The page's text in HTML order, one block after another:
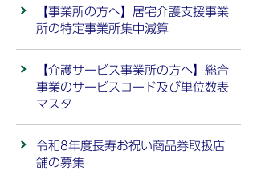
【事業所の方へ】居宅介護支援事業
所の特定事業所集中減算
【介護サービス事業所の方へ】総合
事業のサービスコード及び単位数表
マスタ
令和8年度長寿お祝い商品券取扱店
舗の募集